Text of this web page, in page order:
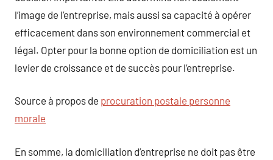
l’image de l’entreprise, mais aussi sa capacité à opérer
efficacement dans son environnement commercial et
légal. Opter pour la bonne option de domiciliation est un
levier de croissance et de succès pour l’entreprise.
Source à propos de procuration postale personne
morale
En somme, la domiciliation d’entreprise ne doit pas être